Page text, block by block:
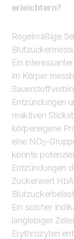
erleichtern?
Regelmäßige
Ein
im Körper
Entzündungen
reaktiven
körpereigene
eine NO2-
könnte
Entzündungen
Zuckerwert
Ein solcher
langlebiger
Erythrozyten